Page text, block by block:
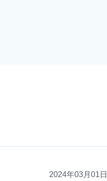
2024年03月01日